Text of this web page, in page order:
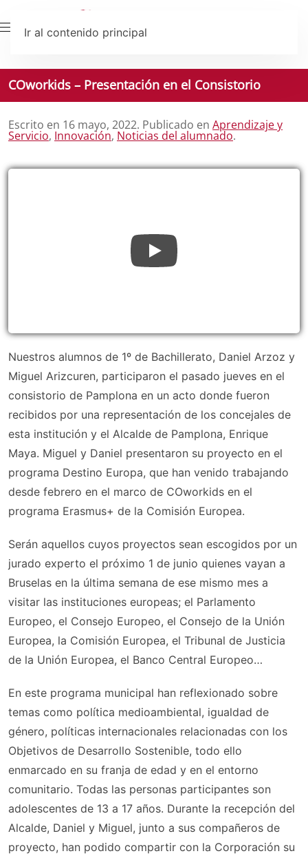
Ir al contenido principal
COworkids – Presentación en el Consistorio
Escrito en 16 mayo, 2022. Publicado en Aprendizaje y
Servicio, Innovación, Noticias del alumnado.
Nuestros alumnos de 1º de Bachillerato, Daniel Arzoz y
Miguel Arizcuren, participaron el pasado jueves en el
consistorio de Pamplona en un acto donde fueron
recibidos por una representación de los concejales de
esta institución y el Alcalde de Pamplona, Enrique
Maya. Miguel y Daniel presentaron su proyecto en el
programa Destino Europa, que han venido trabajando
desde febrero en el marco de COworkids en el
programa Erasmus+ de la Comisión Europea.
Serán aquellos cuyos proyectos sean escogidos por un
jurado experto el próximo 1 de junio quienes vayan a
Bruselas en la última semana de ese mismo mes a
visitar las instituciones europeas; el Parlamento
Europeo, el Consejo Europeo, el Consejo de la Unión
Europea, la Comisión Europea, el Tribunal de Justicia
de la Unión Europea, el Banco Central Europeo…
En este programa municipal han reflexionado sobre
temas como política medioambiental, igualdad de
género, políticas internacionales relacionadas con los
Objetivos de Desarrollo Sostenible, todo ello
enmarcado en su franja de edad y en el entorno
comunitario. Todas las personas participantes son
adolescentes de 13 a 17 años. Durante la recepción del
Alcalde, Daniel y Miguel, junto a sus compañeros de
proyecto, han podido compartir con la Corporación su